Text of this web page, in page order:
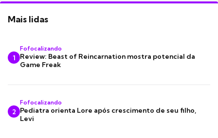
Mais lidas
1
Fofocalizando
Review: Beast of Reincarnation mostra potencial da
Game Freak
2
Fofocalizando
Pediatra orienta Lore após crescimento de seu filho,
Levi